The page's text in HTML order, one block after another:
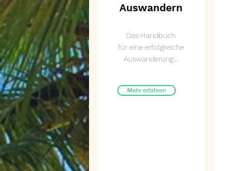
Auswandern
Das Handbuch
für eine erfolgreiche
Auswanderung...
Mehr erfahren